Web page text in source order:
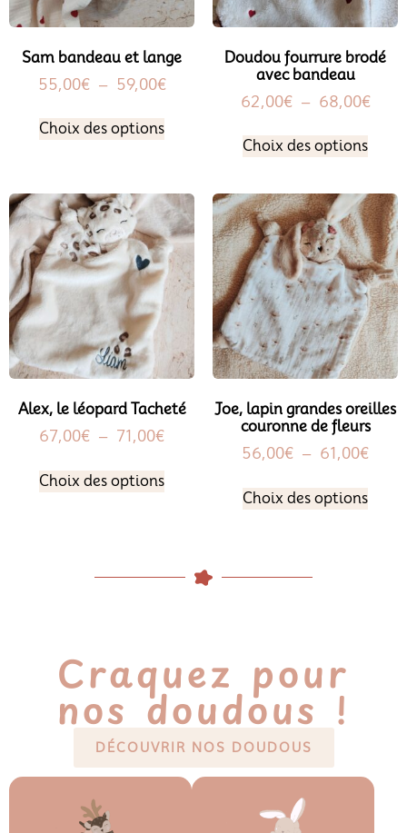
Sam bandeau et lange
55,00€ – 59,00€
Choix des options
Doudou fourrure brodé
avec bandeau
62,00€ – 68,00€
Choix des options
Alex, le léopard Tacheté
67,00€ – 71,00€
Choix des options
Joe, lapin grandes oreilles
couronne de fleurs
56,00€ – 61,00€
Choix des options
Craquez pour
nos doudous !
DÉCOUVRIR NOS DOUDOUS